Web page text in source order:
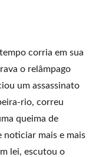
corria em sua
o relâmpago
um assassinato
rio, correu
queima de
noticiar mais e mais
lei, escutou o